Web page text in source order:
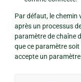
Par défaut, le chemin
après un processus
paramètre de chaîne
que ce paramètre
accepte un